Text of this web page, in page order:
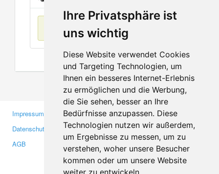
Ihre Privatsphäre ist
uns wichtig
Diese Website verwendet Cookies
und Targeting Technologien, um
Ihnen ein besseres Internet-Erlebnis
zu ermöglichen und die Werbung,
die Sie sehen, besser an Ihre
Bedürfnisse anzupassen. Diese
Technologien nutzen wir außerdem,
um Ergebnisse zu messen, um zu
verstehen, woher unsere Besucher
kommen oder um unsere Website
weiter zu entwickeln.
Keine Einträge
Impressum
Datenschutzerklärung
AGB
Gewerbetreibende
Investoren
Medien